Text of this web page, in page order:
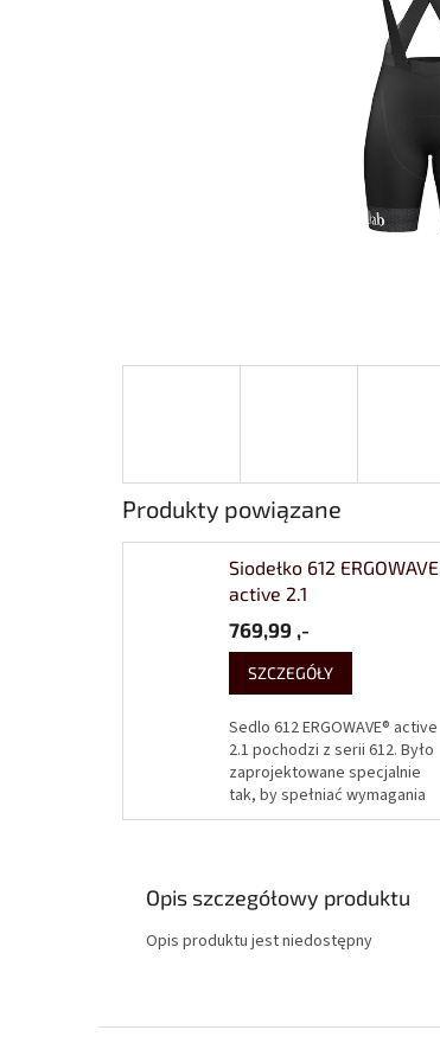
Produkty powiązane
Siodełko 612 ERGOWAVE
active 2.1
769,99 ,-
SZCZEGÓŁY
Sedlo 612 ERGOWAVE® active
2.1 pochodzi z serii 612. Było
zaprojektowane specjalnie
tak, by spełniać wymagania
zarówno tych, którzy jeżdżą
Opis szczegółowy produktu
Opis produktu jest niedostępny